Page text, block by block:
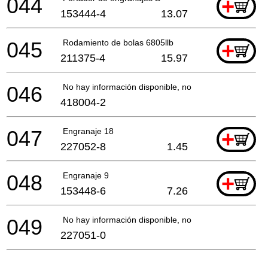
+
044 153444-4 13.07
Rodamiento de bolas 6805llb +
045 211375-4 15.97
No hay información disponible, no se puede pedir
046 418004-2
Engranaje 18 +
047 227052-8 1.45
Engranaje 9 +
048 153448-6 7.26
No hay información disponible, no se puede pedir
049 227051-0